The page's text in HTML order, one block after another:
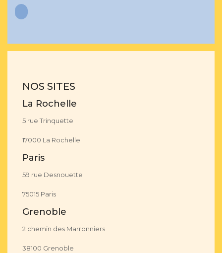
NOS SITES
La Rochelle
5 rue Trinquette
17000 La Rochelle
Paris
59 rue Desnouette
75015 Paris
Grenoble
2 chemin des Marronniers
38100 Grenoble